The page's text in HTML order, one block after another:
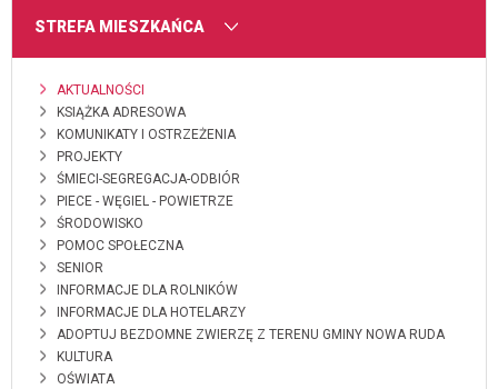
MENU
STREFA MIESZKAŃCA
AKTUALNOŚCI
KSIĄŻKA ADRESOWA
KOMUNIKATY I OSTRZEŻENIA
PROJEKTY
ŚMIECI-SEGREGACJA-ODBIÓR
PIECE - WĘGIEL - POWIETRZE
ŚRODOWISKO
POMOC SPOŁECZNA
SENIOR
INFORMACJE DLA ROLNIKÓW
INFORMACJE DLA HOTELARZY
ADOPTUJ BEZDOMNE ZWIERZĘ Z TERENU GMINY NOWA RUDA
KULTURA
OŚWIATA